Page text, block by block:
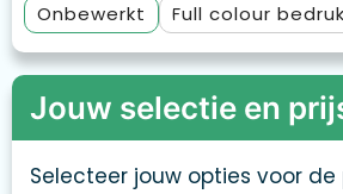
Onbewerkt
Full colour
Jouw selectie en
Selecteer jouw opties voor de